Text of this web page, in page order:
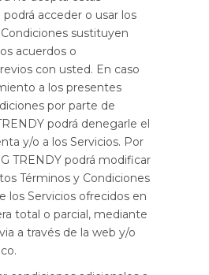
acceder o usar los
sustituyen
acuerdos o
con usted. En caso
a los presentes
por parte de
podrá denegarle el
y/o a los Servicios. Por
TRENDY podrá modificar
Términos y Condiciones
los Servicios ofrecidos en
total o parcial, mediante
a través de la web y/o